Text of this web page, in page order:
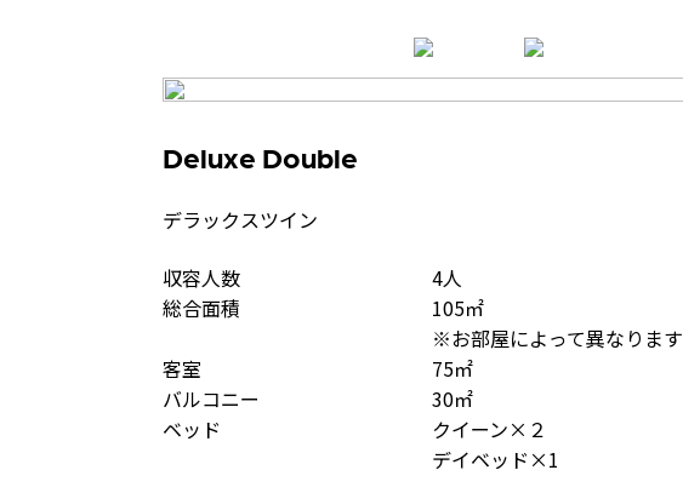
Deluxe Double
デラックスツイン
収容人数
総合面積
客室
バルコニー
ベッド
4人
105㎡
※お部屋によって異なります
75㎡
30㎡
クイーン×２
デイベッド×1